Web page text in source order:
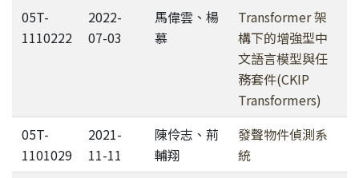
05T-
1110222
2022-
07-03
馬偉雲、楊
慕
Transformer 架
構下的增強型中
文語言模型與任
務套件(CKIP
Transformers)
05T-
1101029
2021-
11-11
陳伶志、荊
輔翔
發聲物件偵測系
統